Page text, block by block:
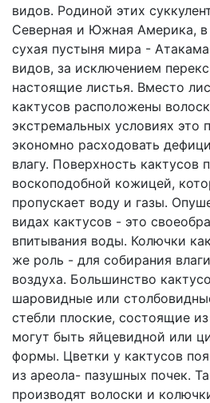
видов. Родиной этих
Северная и Южная Америка,
сухая пустыня мира - Атакама
видов, за исключением
настоящие листья. Вместо
кактусов расположены
экстремальных условиях это
экономно расходовать
влагу. Поверхность кактусов
воскоподобной кожицей,
пропускает воду и газы.
видах кактусов - это
впитывания воды. Колючки
же роль - для собирания
воздуха. Большинство
шаровидные или
стебли плоские, состоящие
могут быть яйцевидной или
формы. Цветки у кактусов
из ареола- пазушных почек.
производят волоски и